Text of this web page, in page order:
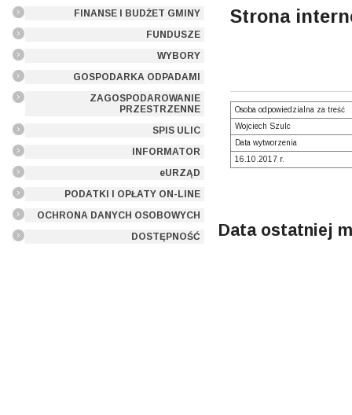
FINANSE I BUDŻET GMINY
FUNDUSZE
WYBORY
GOSPODARKA ODPADAMI
ZAGOSPODAROWANIE
PRZESTRZENNE
SPIS ULIC
INFORMATOR
eURZĄD
PODATKI I OPŁATY ON-LINE
OCHRONA DANYCH OSOBOWYCH
DOSTĘPNOŚĆ
Strona
Osoba odpowiedzialna za treść
Wojciech Szulc
Data wytworzenia
16.10.2017 r.
Data ostatniej